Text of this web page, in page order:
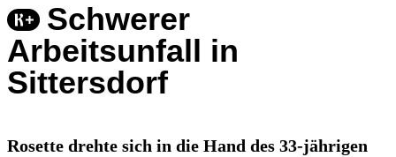
Schwerer
Arbeitsunfall in
Sittersdorf
Rosette drehte sich in die Hand des 33-jährigen